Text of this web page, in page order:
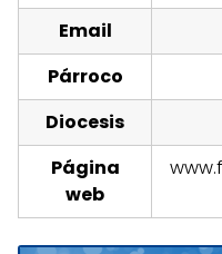
Email
Párroco
Diocesis
Página
web